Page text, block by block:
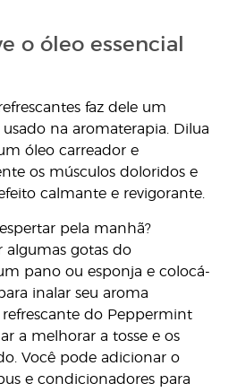
o óleo essencial
faz dele um
na aromaterapia. Dilua
óleo carreador e
os músculos doloridos e
calmante e revigorante.
pela manhã?
algumas gotas do
pano ou esponja e colocá-
inalar seu aroma
do Peppermint
a melhorar a tosse e os
Você pode adicionar o
e condicionadores para